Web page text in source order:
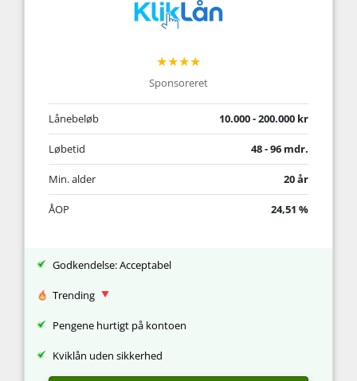
★★★★
Sponsoreret
Lånebeløb 10.000 - 200.000 kr
Løbetid 48 - 96 mdr.
Min. alder 20 år
ÅOP 24,51 %
Godkendelse: Acceptabel
Trending
Pengene hurtigt på kontoen
Kviklån uden sikkerhed